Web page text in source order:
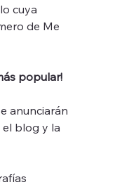
cuya
de Me
popular!
anunciarán
el blog y la